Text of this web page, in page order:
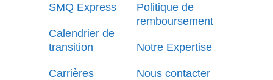
SMQ Express
Calendrier de
transition
Carrières
Politique de
remboursement
Notre Expertise
Nous contacter